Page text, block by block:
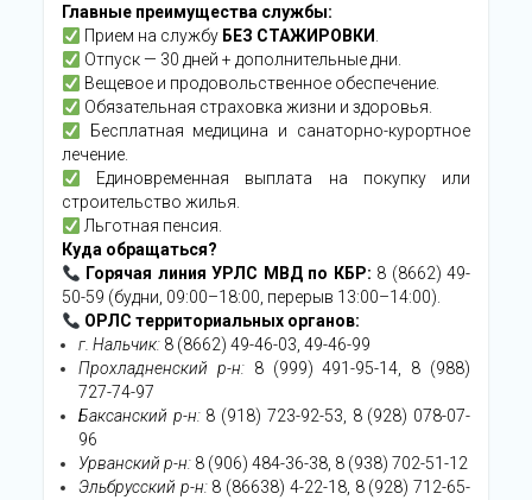
Главные преимущества службы:
Прием на службу БЕЗ СТАЖИРОВКИ
Отпуск — 30 дней + дополнительные дни.
Вещевое и продовольственное обеспечение.
Обязательная страховка жизни и здоровья.
Бесплатная медицина и санаторно-курортное
лечение.
Единовременная выплата на покупку или
строительство жилья.
Льготная пенсия.
Куда обращаться?
Горячая линия УРЛС МВД по КБР: 8 (8662) 49-
50-59 (будни, 09:00–18:00, перерыв 13:00–14:00).
ОРЛС территориальных органов:
г. Нальчик:8 (8662) 49-46-03, 49-46-99
Прохладненский р-н:8 (999) 491-95-14, 8 (988)
727-74-97
Баксанский р-н:8 (918) 723-92-53, 8 (928) 078-07-
96
Урванский р-н:8 (906) 484-36-38, 8 (938) 702-51-12
Эльбрусский р-н:8 (86638) 4-22-18, 8 (928) 712-65-